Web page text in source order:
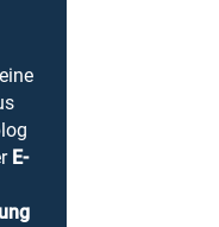
E-